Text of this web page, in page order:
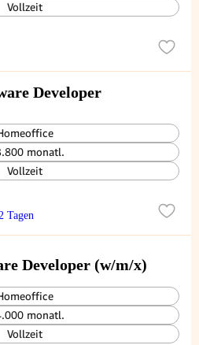
Vollzeit
Developer
monatl.
Vollzeit
Tagen
Developer (w/m/x)
monatl.
Vollzeit